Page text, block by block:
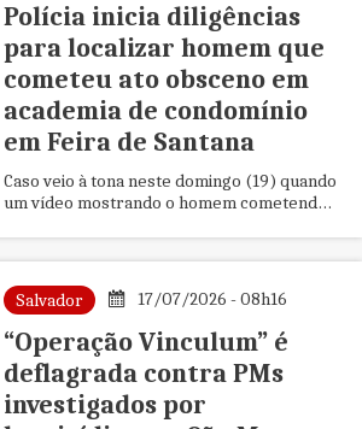
Polícia inicia diligências
para localizar homem que
cometeu ato obsceno em
academia de condomínio
em Feira de Santana
Caso veio à tona neste domingo (19) quando
um vídeo mostrando o homem cometendo
Salvador 17/07/2026 - 08h16
“Operação Vinculum” é
deflagrada contra PMs
investigados por